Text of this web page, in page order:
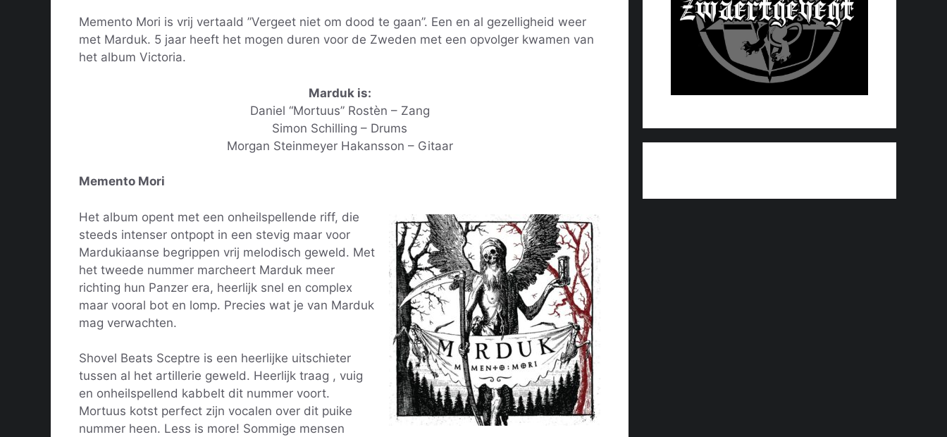
Memento Mori is vrij vertaald ”Vergeet niet om dood te gaan”. Een en al gezelligheid weer
met Marduk. 5 jaar heeft het mogen duren voor de Zweden met een opvolger kwamen van
het album Victoria.
Marduk is:
Daniel “Mortuus” Rostèn – Zang
Simon Schilling – Drums
Morgan Steinmeyer Hakansson – Gitaar
Memento Mori
Het album opent met een onheilspellende riff, die
steeds intenser ontpopt in een stevig maar voor
Mardukiaanse begrippen vrij melodisch geweld. Met
het tweede nummer marcheert Marduk meer
richting hun Panzer era, heerlijk snel en complex
maar vooral bot en lomp. Precies wat je van Marduk
mag verwachten.
Shovel Beats Sceptre is een heerlijke uitschieter
tussen al het artillerie geweld. Heerlijk traag , vuig
en onheilspellend kabbelt dit nummer voort.
Mortuus kotst perfect zijn vocalen over dit puike
nummer heen. Less is more! Sommige mensen